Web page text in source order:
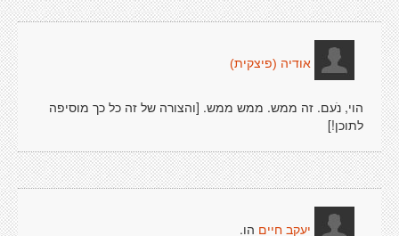
אודיה (פיצקית)
הוי, נֹעם. זה ממש. ממש ממש. [והצורה של זה כל כך מוסיפה
לתוכן!]
יעקב חיים הו.